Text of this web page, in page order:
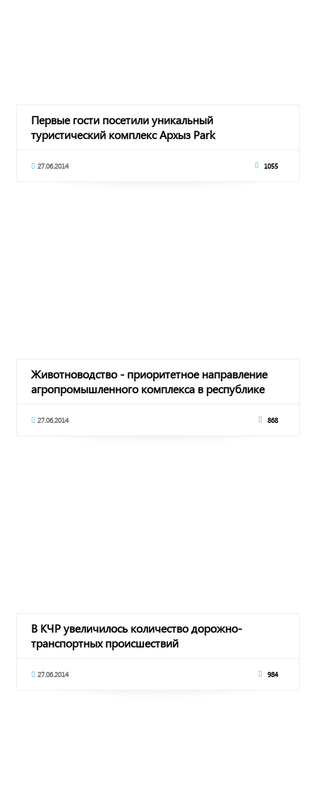
Первые гости посетили уникальный
туристический комплекс Архыз Park
27.06.2014 1055
Животноводство - приоритетное направление
агропромышленного комплекса в республике
27.06.2014 868
В КЧР увеличилось количество дорожно-
транспортных происшествий
27.06.2014 984